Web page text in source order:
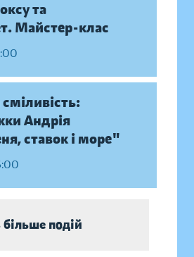
та
Майстер-клас
Андрія
ставок і море"
подій